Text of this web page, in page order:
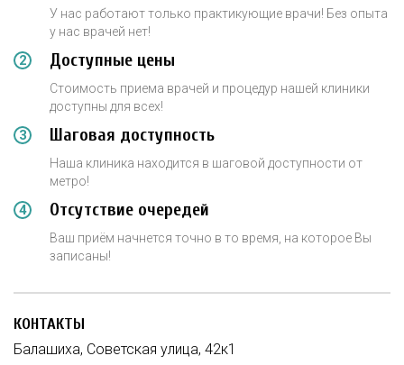
У нас работают только практикующие врачи! Без опыта
у нас врачей нет!
Доступные цены
Стоимость приема врачей и процедур нашей клиники
доступны для всех!
Шаговая доступность
Наша клиника находится в шаговой доступности от
метро!
Отсутствие очередей
Ваш приём начнется точно в то время, на которое Вы
записаны!
КОНТАКТЫ
Балашиха, Советская улица, 42к1